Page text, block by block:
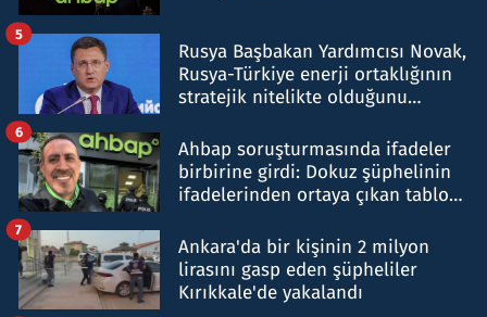
Rusya Başbakan Yardımcısı Novak,
Rusya-Türkiye enerji ortaklığının
stratejik nitelikte olduğunu
5
Ahbap soruşturmasında ifadeler
birbirine girdi: Dokuz şüphelinin
ifadelerinden ortaya çıkan tablo
6
Ankara'da bir kişinin 2 milyon
lirasını gasp eden şüpheliler
Kırıkkale'de yakalandı
7